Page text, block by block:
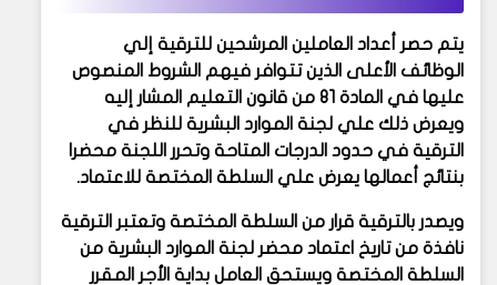
يتم حصر أعداد العاملين المرشحين للترقية إلي
الوظائف الأعلى الذين تتوافر فيهم الشروط المنصوص
عليها في المادة 81 من قانون التعليم المشار إليه
ويعرض ذلك علي لجنة الموارد البشرية للنظر في
الترقية في حدود الدرجات المتاحة وتحرر اللجنة محضرا
بنتائج أعمالها يعرض علي السلطة المختصة للاعتماد.
ويصدر بالترقية قرار من السلطة المختصة وتعتبر الترقية
نافذة من تاريخ اعتماد محضر لجنة الموارد البشرية من
السلطة المختصة ويستحق العامل بداية الأجر المقرر